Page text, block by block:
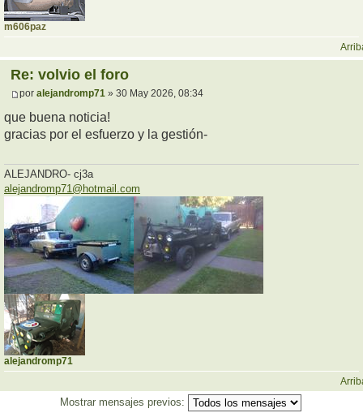
m606paz
Re: volvio el foro
por alejandromp71 » 30 May 2026, 08:34
que buena noticia!
gracias por el esfuerzo y la gestión-
ALEJANDRO- cj3a
alejandromp71@hotmail.com
alejandromp71
Mostrar mensajes previos: